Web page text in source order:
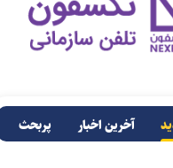
آخرین اخبار پربحث